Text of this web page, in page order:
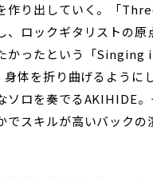
作り出していく。「
、ロックギタリストの原
かったという「
体を折り曲げるように
ソロを奏でるAKIHIDE。
でスキルが高いバックの